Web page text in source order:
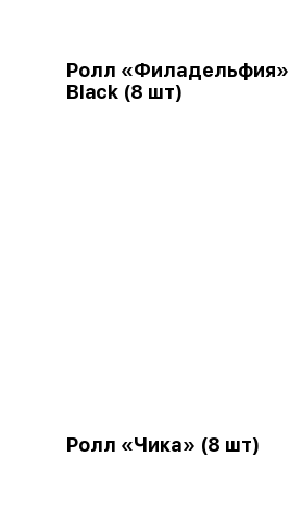
Ролл «Филадельфия»
Black (8 шт)
Ролл «Чика» (8 шт)